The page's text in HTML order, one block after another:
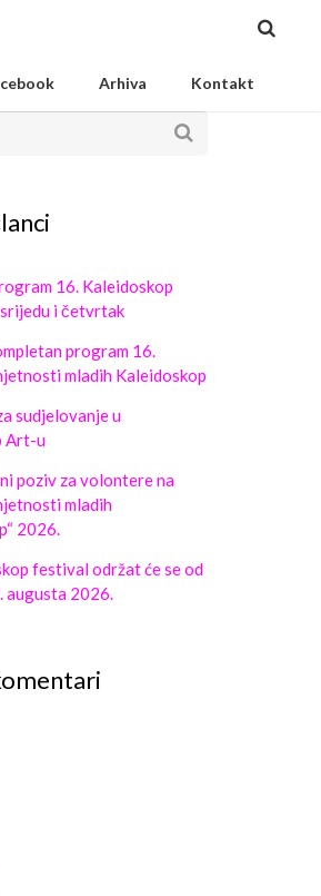
Arhiva Kontakt
16. Kaleidoskop
i četvrtak
program 16.
mladih Kaleidoskop
sudjelovanje u
Art-u
poziv za volontere na
mladih
2026.
festival održat će se od
augusta 2026.